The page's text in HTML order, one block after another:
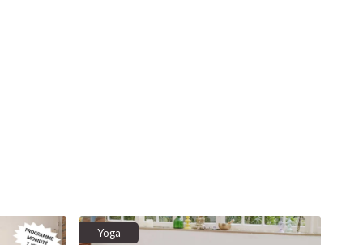
Yoga